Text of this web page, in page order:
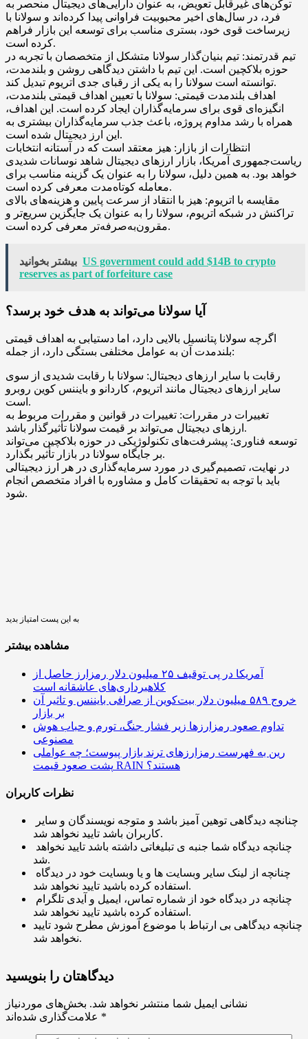
توکن‌های غیرقابل تعویض، به عنوان دارایی‌های دیجیتال منحصر به
فرد، در سال‌های اخیر محبوبیت فراوانی پیدا کرده‌اند و سولانا با
زیرساخت قوی خود، بستری مناسب برای توسعه این بازار فراهم
کرده است.
تیم قدرتمند: تیم بنیان‌گذار سولانا متشکل از متخصصان با تجربه در
حوزه بلاکچین است. این تیم با داشتن دیدگاهی روشن و بلندمدت،
توانسته است سولانا را به یکی از رقبای جدی اتریوم تبدیل کند.
اهداف بلندمدت قیمتی: سولانا با تعیین اهداف قیمتی بلندمدت،
انگیزه‌ای قوی برای سرمایه‌گذاران ایجاد کرده است. این اهداف،
همراه با رشد مداوم پروژه، باعث جذب سرمایه‌گذاران بیشتری به
این ارز دیجیتال شده است.
انتظارات از بازار: هیز معتقد است که در آستانه انتخابات
ریاست‌جمهوری آمریکا، بازار ارزهای دیجیتال شاهد نوسانات شدیدی
خواهد بود. به همین دلیل، سولانا را به عنوان یک گزینه مناسب برای
معامله کوتاه‌مدت معرفی کرده است.
مقایسه با اتریوم: هیز با انتقاد از سرعت پایین و هزینه‌های بالای
تراکنش در شبکه اتریوم، سولانا را به عنوان یک جایگزین سریع‌تر و
مقرون‌به‌صرفه‌تر معرفی کرده است.
بیشتر بخوانید US government could add $14B to crypto
reserves as part of forfeiture case
آیا سولانا می‌تواند به هدف خود برسد؟
اگرچه سولانا پتانسیل بالایی دارد، اما دستیابی به اهداف قیمتی
بلندمدت آن به عوامل مختلفی بستگی دارد، از جمله:
رقابت با سایر ارزهای دیجیتال: سولانا با رقابت شدیدی از سوی
سایر ارزهای دیجیتال مانند اتریوم، کاردانو و بایننس کوین روبرو
است.
تغییرات در مقررات: تغییرات در قوانین و مقررات مربوط به
ارزهای دیجیتال می‌تواند بر قیمت سولانا تأثیرگذار باشد.
توسعه فناوری: پیشرفت‌های تکنولوژیکی در حوزه بلاکچین می‌تواند
بر جایگاه سولانا در بازار تأثیر بگذارد.
در نهایت، تصمیم‌گیری در مورد سرمایه‌گذاری در هر ارز دیجیتالی
باید با توجه به تحقیقات کامل و مشاوره با افراد متخصص انجام
شود.
به این پست امتیاز بدید
مشاهده بیشتر
آمریکا در پی توقیف ۲۵ میلیون دلار رمزارز حاصل از
کلاهبرداری‌های عاشقانه است
خروج ۵۸۹ میلیون دلار بیت‌کوین از صرافی بایننس و تاثیر آن
بر بازار
تداوم صعود رمزارزها زیر فشار جنگ، تورم و حباب هوش
مصنوعی
رین به فهرست رمزارزهای ترند بازار پیوست؛ چه عواملی
پشت صعود قیمت RAIN هستند؟
نظرات کاربران
کاربران باشد تایید نخواهد شد.
شد.
استفاده کرده باشید تایید نخواهد شد.
استفاده کرده باشید تایید نخواهد شد.
چنانچه دیدگاهی بی ارتباط با موضوع آموزش مطرح شود تایید
نخواهد شد.
دیدگاهتان را بنویسید
نشانی ایمیل شما منتشر نخواهد شد. بخش‌های موردنیاز
*